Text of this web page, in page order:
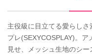
主役級に目立てる愛らし
プレ(SEXYCOSPLAY)。
見せ、メッシュ生地のシ